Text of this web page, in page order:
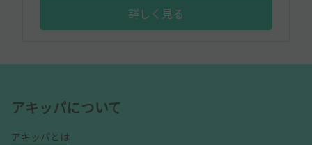
詳しく見る
アキッパについて
アキッパとは